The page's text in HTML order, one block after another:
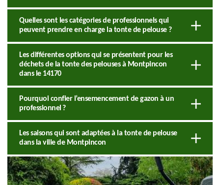
Quelles sont les catégories de professionnels qui
peuvent prendre en charge la tonte de pelouse ?
Les différentes options qui se présentent pour les
déchets de la tonte des pelouses à Montpincon
dans le 14170
Pourquoi confier l’ensemencement de gazon à un
professionnel ?
Les saisons qui sont adaptées à la tonte de pelouse
dans la ville de Montpincon